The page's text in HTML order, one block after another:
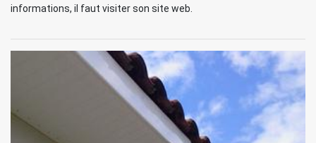
informations, il faut visiter son site web.